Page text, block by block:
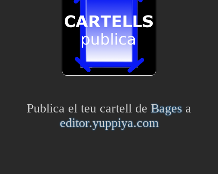
Publica el teu cartell de Bagesa
editor.yuppiya.com